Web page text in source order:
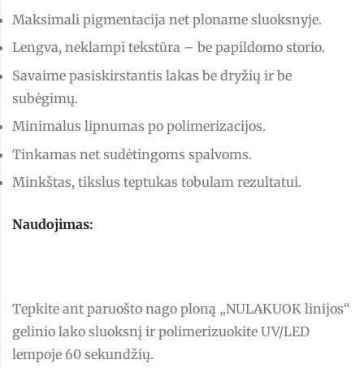
Maksimali pigmentacija net ploname sluoksnyje.
Lengva, neklampi tekstūra – be papildomo storio.
Savaime pasiskirstantis lakas be dryžių ir be
subėgimų.
Minimalus lipnumas po polimerizacijos.
Tinkamas net sudėtingoms spalvoms.
Minkštas, tikslus teptukas tobulam rezultatui.
Naudojimas:
Tepkite ant paruošto nago ploną „NULAKUOK linijos“
gelinio lako sluoksnį ir polimerizuokite UV/LED
lempoje 60 sekundžių.